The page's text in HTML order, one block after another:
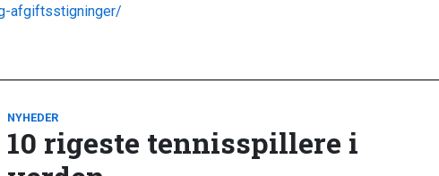
afgiftsstigninger/
NYHEDER
10 rigeste tennisspillere i